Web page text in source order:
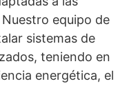
equipo de
sistemas de
teniendo en
energética, el